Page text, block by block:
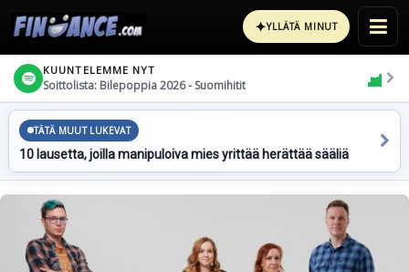
✦YLLÄTÄ MINUT
KUUNTELEMME NYT
Soittolista: Bilepoppia 2026 - Suomihitit
TÄTÄ MUUT LUKEVAT
10 lausetta, joilla manipuloiva mies yrittää herättää sääliä